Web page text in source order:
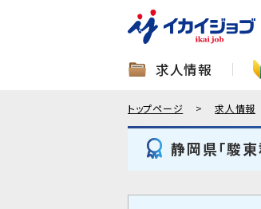
求人情報
トップページ 求人情報
静岡県「駿